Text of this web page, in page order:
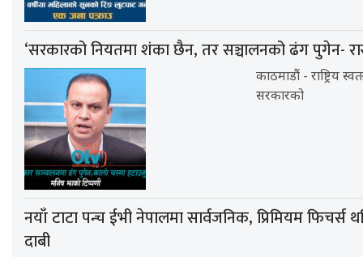
‘सरकारको नियतमा शंका छैन, तर सञ्चालनको ढंग पुगेन-
काठमाडौं - राष्ट्रिय
सरकारको
नयाँ टाटा पन्च ईभी नेपालमा सार्वजनिक, प्रिमियम
दाबी